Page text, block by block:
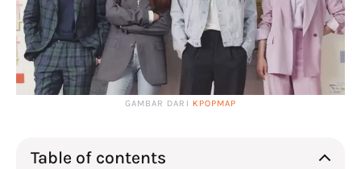
GAMBAR DARI KPOPMAP
Table of contents